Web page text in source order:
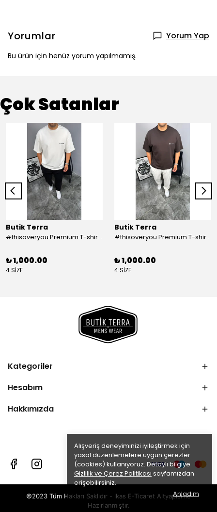
Alışveriş deneyiminizi iyileştirmek için
yasal düzenlemelere uygun çerezler
(cookies) kullanıyoruz. Detaylı bilgiye
Gizlilik ve Çerez Politikası sayfamızdan
erişebilirsiniz.
Anladım
Yorumlar Yorum Yap
Bu ürün için henüz yorum yapılmamış.
Çok Satanlar
Butik Terra
#thisoveryou Premium T-shirt Beyaz
₺ 1,000.00
4 SİZE
Butik Terra
#thisoveryou Premium T-shirt Kahve
₺ 1,000.00
4 SİZE
Kategoriler
Hesabım
Hakkımızda
©2023 Tüm Hakları Saklıdır - ikas E-Ticaret Altyapısı ile
Hazırlanmıştır.